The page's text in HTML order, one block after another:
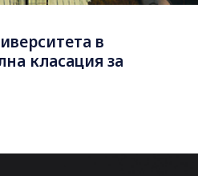
в
класация за